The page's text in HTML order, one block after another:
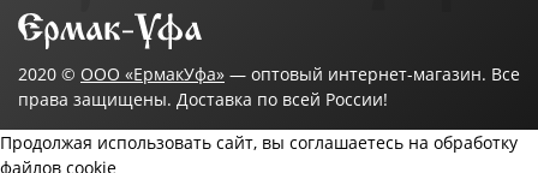
2020 © ООО «ЕрмакУфа» — оптовый интернет-магазин. Все
права защищены. Доставка по всей России!
Продолжая использовать сайт, вы соглашаетесь на обработку
файлов cookie